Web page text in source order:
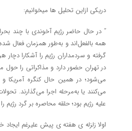
دریکی ازاین تحلیل ها میخوانیم:
” در حال حاضر رژیم آخوندی با چند
همه بالفعل‌اند و به‌طور همزمان فعال
گرفته و سردمداران رژیم را آشکارا
در تهران حضور دارد و مذاکراتی را
می‌شود؛ در همین حال کنگره آمریکا
می‌کنند یا به‌مرحله اجرا می‌گذارند.
علیه رژیم بود؛ حلقه محاصره بر گرد رژیم
اولا زلزله ی هفته ی پیش علیرغم